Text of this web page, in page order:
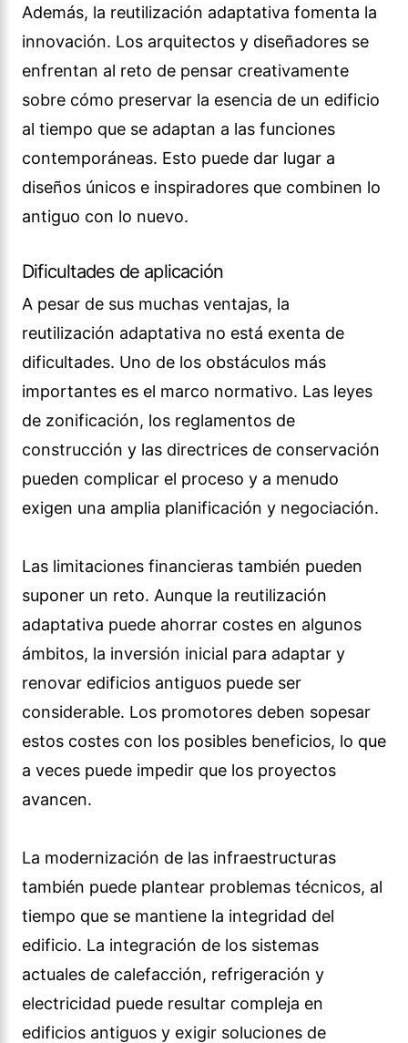
Además, la reutilización adaptativa fomenta la
innovación. Los arquitectos y diseñadores se
enfrentan al reto de pensar creativamente
sobre cómo preservar la esencia de un edificio
al tiempo que se adaptan a las funciones
contemporáneas. Esto puede dar lugar a
diseños únicos e inspiradores que combinen lo
antiguo con lo nuevo.
Dificultades de aplicación
A pesar de sus muchas ventajas, la
reutilización adaptativa no está exenta de
dificultades. Uno de los obstáculos más
importantes es el marco normativo. Las leyes
de zonificación, los reglamentos de
construcción y las directrices de conservación
pueden complicar el proceso y a menudo
exigen una amplia planificación y negociación.
Las limitaciones financieras también pueden
suponer un reto. Aunque la reutilización
adaptativa puede ahorrar costes en algunos
ámbitos, la inversión inicial para adaptar y
renovar edificios antiguos puede ser
considerable. Los promotores deben sopesar
estos costes con los posibles beneficios, lo que
a veces puede impedir que los proyectos
avancen.
La modernización de las infraestructuras
también puede plantear problemas técnicos, al
tiempo que se mantiene la integridad del
edificio. La integración de los sistemas
actuales de calefacción, refrigeración y
electricidad puede resultar compleja en
edificios antiguos y exigir soluciones de